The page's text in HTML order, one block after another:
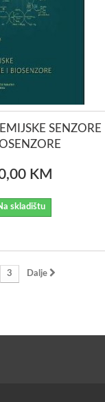
SENZORE
KM
skladištu
3 Dalje